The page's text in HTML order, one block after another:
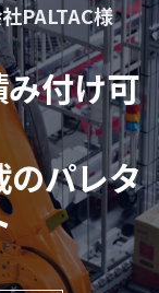
PALTAC様
付け可
のパレタ